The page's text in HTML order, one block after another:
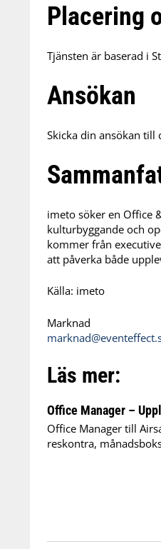
Placering
Tjänsten är baserad i
Ansökan
Skicka din ansökan till
imeto söker en Office
kulturbyggande och
kommer från
att påverka både
Källa: imeto
Marknad
Läs mer:
Office Manager –
Office Manager till
reskontra,